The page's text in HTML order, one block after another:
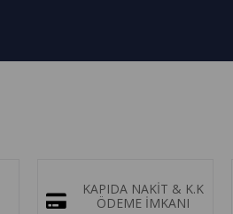
KAPIDA NAKİT & K.K
ÖDEME İMKANI